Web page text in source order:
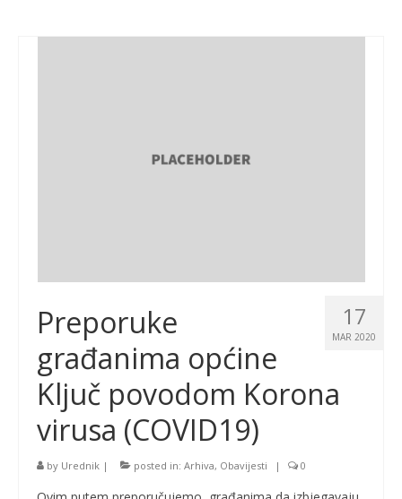
17
MAR 2020
Preporuke
građanima općine
Ključ povodom Korona
virusa (COVID19)
by Urednik | posted in: Arhiva, Obavijesti | 0